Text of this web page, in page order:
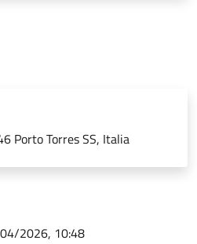
Porto Torres SS, Italia
2026, 10:48